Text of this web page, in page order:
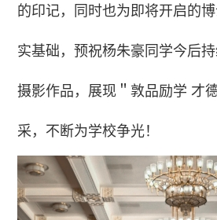
的印记，同时也为即将开启的
实基础，预祝杨朱豪同学今后
摄影作品，展现＂敦品励学 才
采，不断为学校争光！